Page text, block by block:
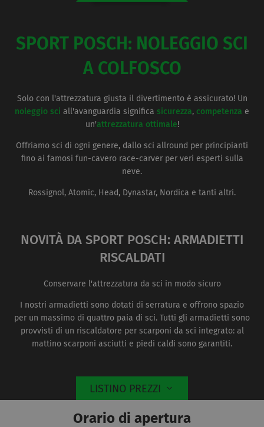
SPORT POSCH: NOLEGGIO SCI
A COLFOSCO
Solo con l'attrezzatura giusta il divertimento è assicurato! Un
noleggio sci all'avanguardia significa sicurezza, competenza e
un'attrezzatura ottimale!
Offriamo sci di ogni genere, dallo sci allround per principianti
fino ai famosi fun-cavero race-carver per veri esperti sulla
neve.
Rossignol, Atomic, Head, Dynastar, Nordica e tanti altri.
NOVITÀ DA SPORT POSCH: ARMADIETTI
RISCALDATI
Conservare l'attrezzatura da sci in modo sicuro
I nostri armadietti sono dotati di serratura e offrono spazio
per un massimo di quattro paia di sci. Tutti gli armadietti sono
provvisti di un riscaldatore per scarponi da sci integrato: al
mattino scarponi asciutti e piedi caldi sono garantiti.
LISTINO PREZZI
Orario di apertura